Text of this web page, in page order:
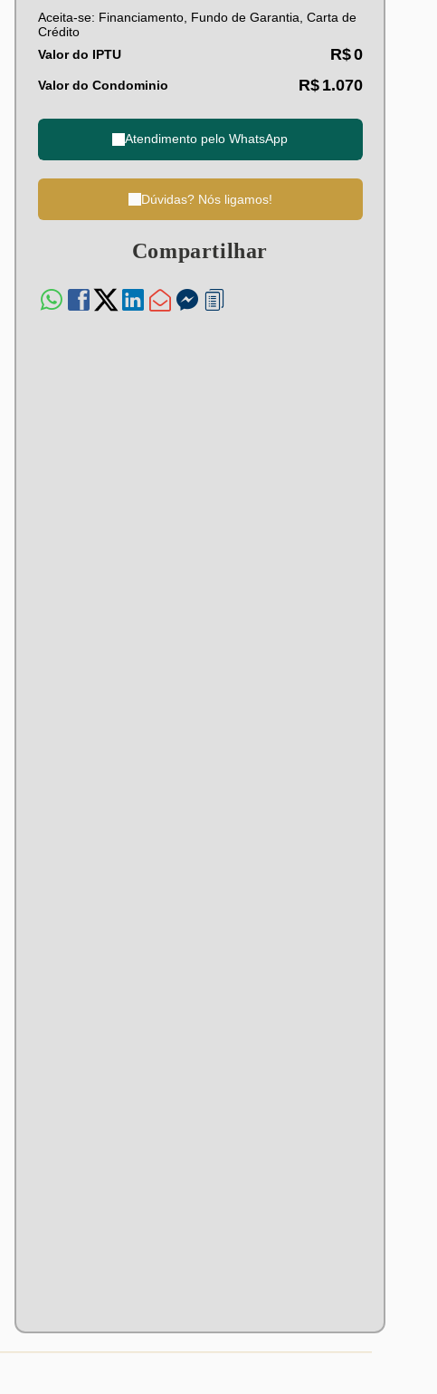
Aceita-se: Financiamento, Fundo de Garantia, Carta de
Crédito
Valor do IPTU
R$0
Valor do Condominio R$ 1.070
Atendimento pelo WhatsApp
Dúvidas? Nós ligamos!
Compartilhar